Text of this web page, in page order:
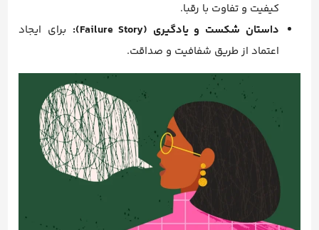
کیفیت و تفاوت با رقبا.
داستان شکست و یادگیری (Failure Story):
برای ایجاد
اعتماد از طریق شفافیت و صداقت.